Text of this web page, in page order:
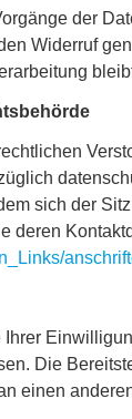
der
Widerruf
sich der
deren
Die
einen